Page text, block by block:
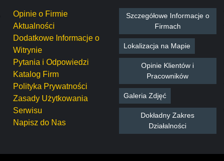
Opinie o Firmie
Aktualności
Dodatkowe Informacje o
Witrynie
Pytania i Odpowiedzi
Katalog Firm
Polityka Prywatności
Zasady Użytkowania
Serwisu
Napisz do Nas
Szczegółowe Informacje o
Firmach
Lokalizacja na Mapie
Opinie Klientów i
Pracowników
Galeria Zdjęć
Dokładny Zakres
Działalności